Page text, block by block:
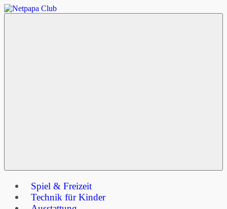
Zum
Inhalt
Netpapa
Spiel & Freizeit
Technik für Kinder